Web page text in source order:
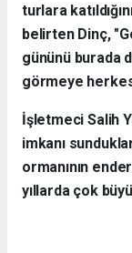
turlara
belirten Dinç,
gününü burada
görmeye
İşletmeci Salih
imkanı
ormanının
yıllarda çok